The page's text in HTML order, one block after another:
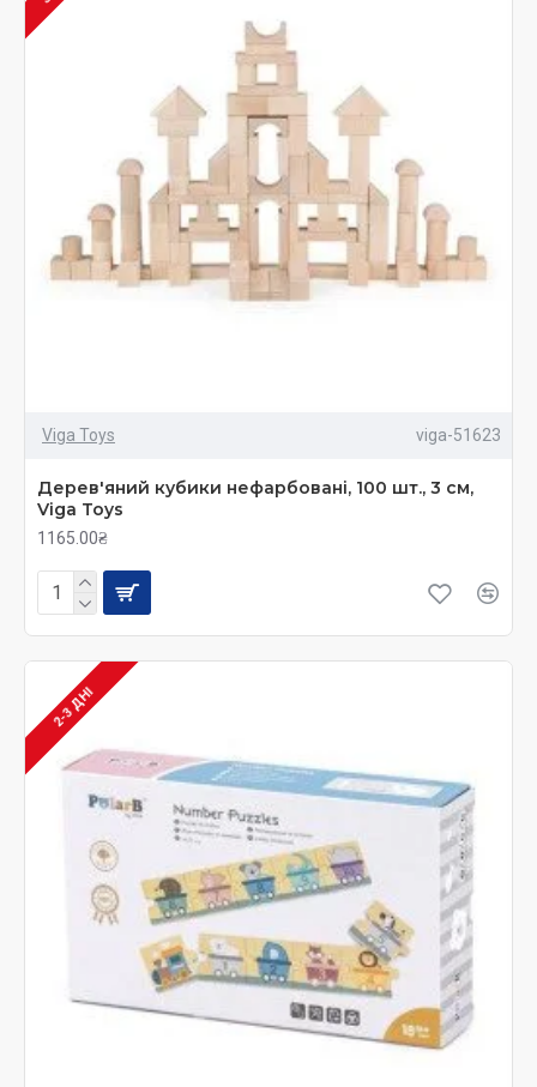
Viga Toys viga-51623
Дерев'яний кубики нефарбовані, 100 шт., 3 см,
Viga Toys
1165.00₴
2-3 ДНІ